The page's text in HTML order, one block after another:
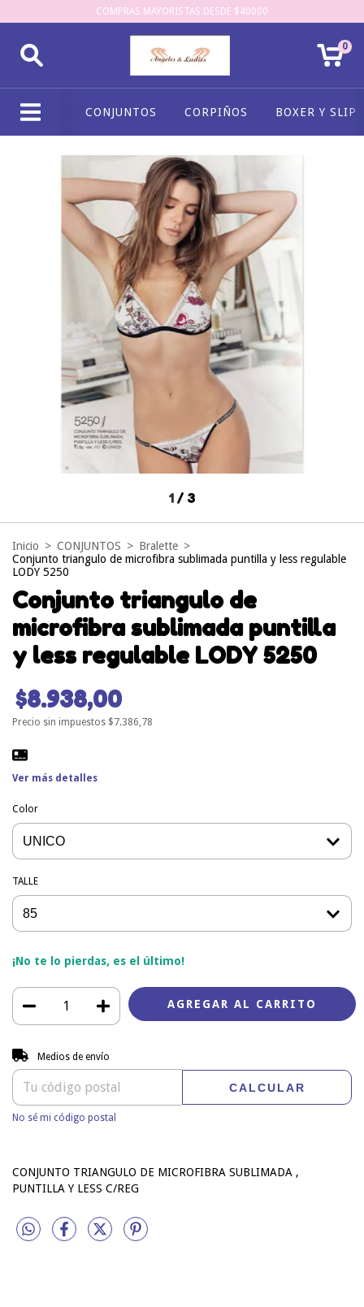
COMPRAS MAYORISTAS DESDE $40000
0
CONJUNTOS CORPIÑOS BOXER Y SLIP
1 / 3
Inicio > CONJUNTOS > Bralette >
Conjunto triangulo de microfibra sublimada puntilla y less regulable
LODY 5250
Conjunto triangulo de
microfibra sublimada puntilla
y less regulable LODY 5250
$8.938,00
Precio sin impuestos $7.386,78
Ver más detalles
Color
TALLE
¡No te lo pierdas, es el último!
Entregas para el CP:
Medios de envío
CALCULAR
No sé mi código postal
CONJUNTO TRIANGULO DE MICROFIBRA SUBLIMADA ,
PUNTILLA Y LESS C/REG